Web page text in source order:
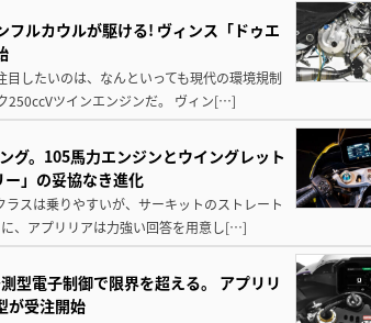
ルカウルが駆ける! ヴィンス「ドゥエ
したいのは、なんといっても現代の環境規制
250ccVツインエンジンだ。 ヴィン[…]
グ。105馬力エンジンとウイングレット
」の妥協なき進化
スは乗りやすいが、サーキットのストレート
、アプリリアは力強い回答を用意し[…]
型電子制御で限界を超える。 アプリリ
が受注開始